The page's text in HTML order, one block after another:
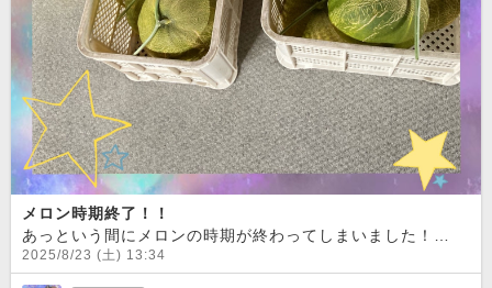
メロン時期終了！！
2025/8/23 (土) 13:34